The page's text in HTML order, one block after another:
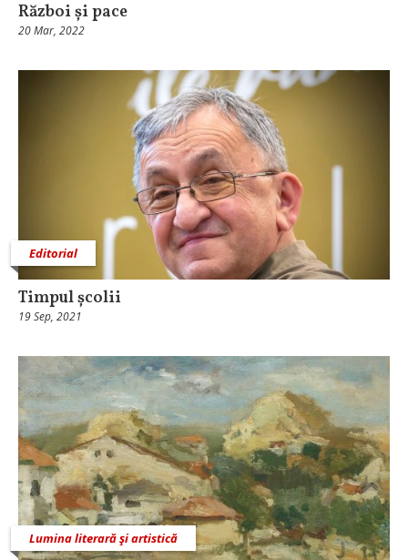
Război și pace
20 Mar, 2022
Editorial
Timpul școlii
19 Sep, 2021
Lumina literară şi artistică